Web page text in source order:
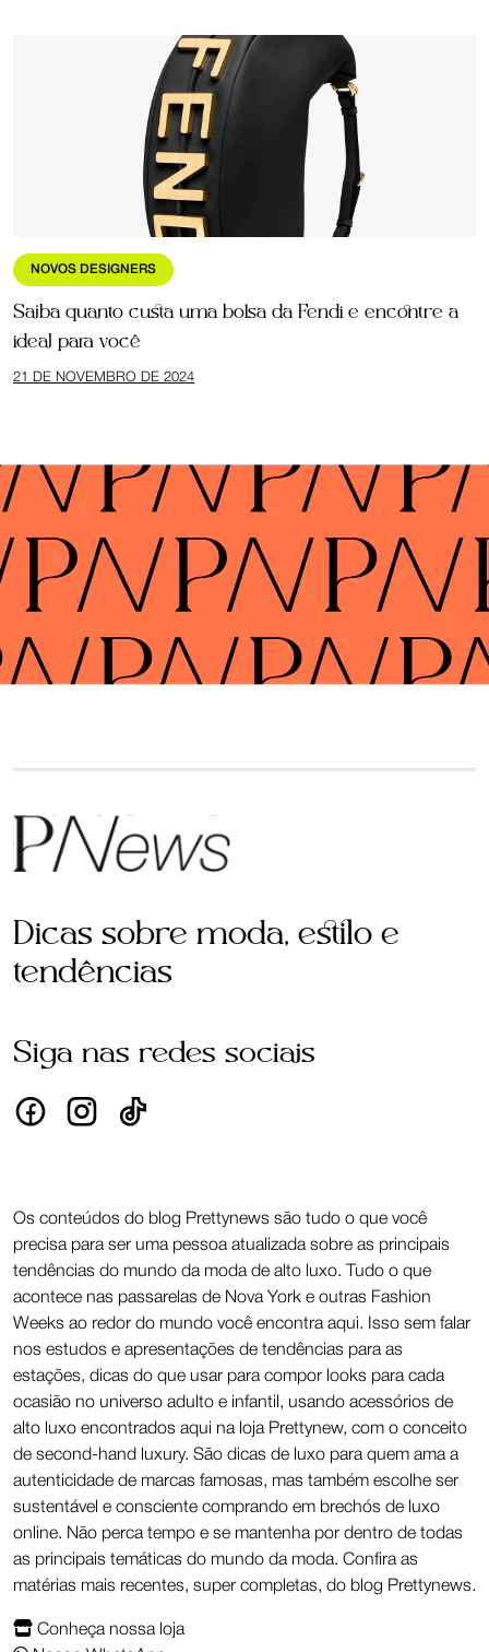
NOVOS DESIGNERS
Saiba quanto custa uma bolsa da Fendi e encontre a
ideal para você
21 DE NOVEMBRO DE 2024
Dicas sobre moda, estilo e
tendências
Siga nas redes sociais
Os conteúdos do blog Prettynews são tudo o que você
precisa para ser uma pessoa atualizada sobre as principais
tendências do mundo da moda de alto luxo. Tudo o que
acontece nas passarelas de Nova York e outras Fashion
Weeks ao redor do mundo você encontra aqui. Isso sem falar
nos estudos e apresentações de tendências para as
estações, dicas do que usar para compor looks para cada
ocasião no universo adulto e infantil, usando acessórios de
alto luxo encontrados aqui na loja Prettynew, com o conceito
de second-hand luxury. São dicas de luxo para quem ama a
autenticidade de marcas famosas, mas também escolhe ser
sustentável e consciente comprando em brechós de luxo
online. Não perca tempo e se mantenha por dentro de todas
as principais temáticas do mundo da moda. Confira as
matérias mais recentes, super completas, do blog Prettynews.
Conheça nossa loja